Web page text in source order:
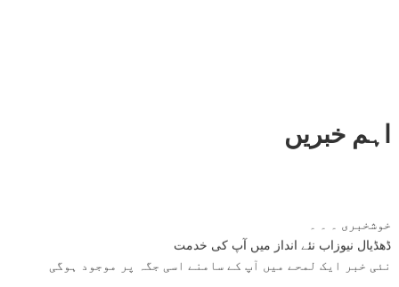
اہم خبریں
ڈھڈیال نیوزاب نئے انداز میں آپ کی خدمت
نئی خبر ایک لمحے میں آپ کے سامنے اسی جگہ پر موجود ہوگی